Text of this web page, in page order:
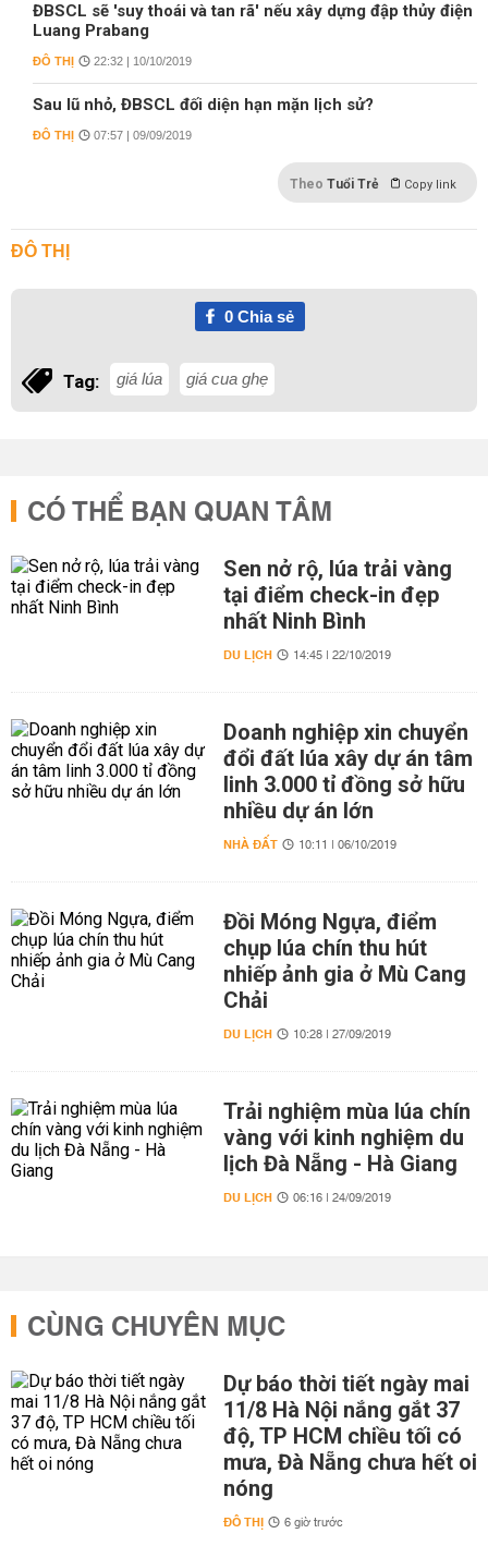
ĐBSCL sẽ 'suy thoái và tan rã' nếu xây dựng đập thủy điện
Luang Prabang
ĐÔ THỊ 22:32 | 10/10/2019
Sau lũ nhỏ, ĐBSCL đối diện hạn mặn lịch sử?
ĐÔ THỊ 07:57 | 09/09/2019
Theo Tuổi Trẻ Copy link
ĐÔ THỊ
0Chia sẻ
Tag: giá lúa giá cua ghẹ
CÓ THỂ BẠN QUAN TÂM
Sen nở rộ, lúa trải vàng
tại điểm check-in đẹp
nhất Ninh Bình
DU LỊCH 14:45 | 22/10/2019
Doanh nghiệp xin chuyển
đổi đất lúa xây dự án tâm
linh 3.000 tỉ đồng sở hữu
nhiều dự án lớn
NHÀ ĐẤT 10:11 | 06/10/2019
Đồi Móng Ngựa, điểm
chụp lúa chín thu hút
nhiếp ảnh gia ở Mù Cang
Chải
DU LỊCH 10:28 | 27/09/2019
Trải nghiệm mùa lúa chín
vàng với kinh nghiệm du
lịch Đà Nẵng - Hà Giang
DU LỊCH 06:16 | 24/09/2019
CÙNG CHUYÊN MỤC
Dự báo thời tiết ngày mai
11/8 Hà Nội nắng gắt 37
độ, TP HCM chiều tối có
mưa, Đà Nẵng chưa hết oi
nóng
ĐÔ THỊ 6 giờ trước